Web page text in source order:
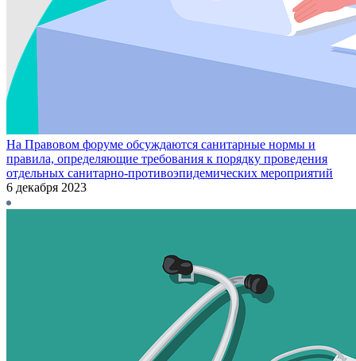
На Правовом форуме обсуждаются санитарные нормы и
правила, определяющие требования к порядку проведения
отдельных санитарно-противоэпидемических мероприятий
6 декабря 2023